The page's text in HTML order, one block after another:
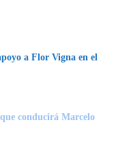
a Flor Vigna en el
conducirá Marcelo